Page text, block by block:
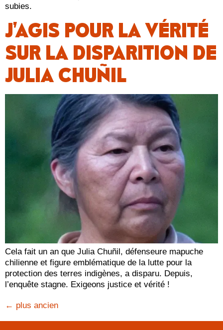
subies.
J’AGIS POUR LA VÉRITÉ
SUR LA DISPARITION DE
JULIA CHUÑIL
Cela fait un an que Julia Chuñil, défenseure mapuche
chilienne et figure emblématique de la lutte pour la
protection des terres indigènes, a disparu. Depuis,
l’enquête stagne. Exigeons justice et vérité !
← plus ancien